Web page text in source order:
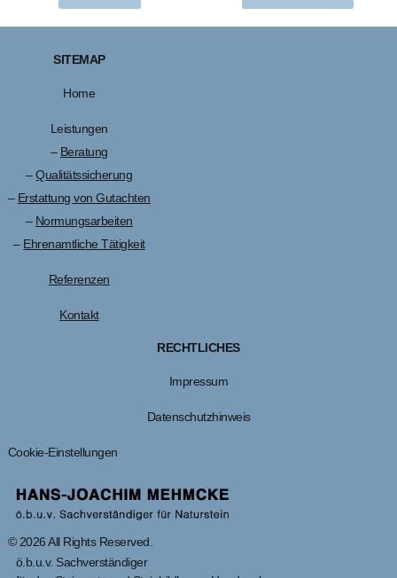
© 2026 All Rights Reserved.
ö.b.u.v. Sachverständiger
SITEMAP
Home
Leistungen
– Beratung
–Qualitätssicherung
– Erstattung von Gutachten
– Normungsarbeiten
– Ehrenamtliche Tätigkeit
Referenzen
Kontakt
RECHTLICHES
Impressum
Datenschutzhinweis
Cookie-Einstellungen